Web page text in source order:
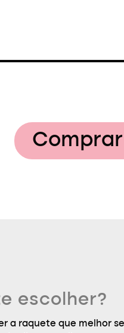
Comprar
escolher?
a raquete que melhor se